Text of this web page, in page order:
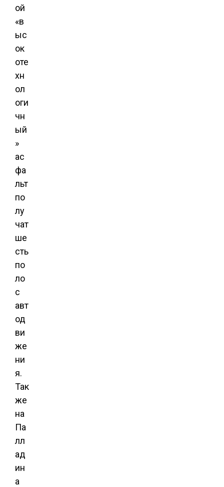
ой
«в
ыс
ок
оте
хн
ол
оги
чн
ый
»
ас
фа
льт
по
лу
чат
ше
сть
по
ло
с
авт
од
ви
же
ни
я.
Так
же
на
Па
лл
ад
ин
а